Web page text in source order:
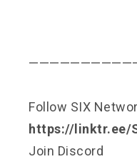
Follow SIX
https://linktr.ee/
Join Discord